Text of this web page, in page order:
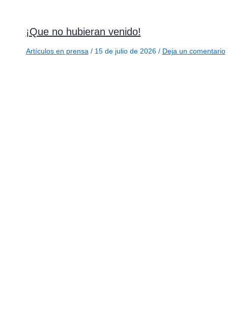
¡Que no hubieran venido!
Artículos en prensa / 15 de julio de 2026 / Deja un comentario